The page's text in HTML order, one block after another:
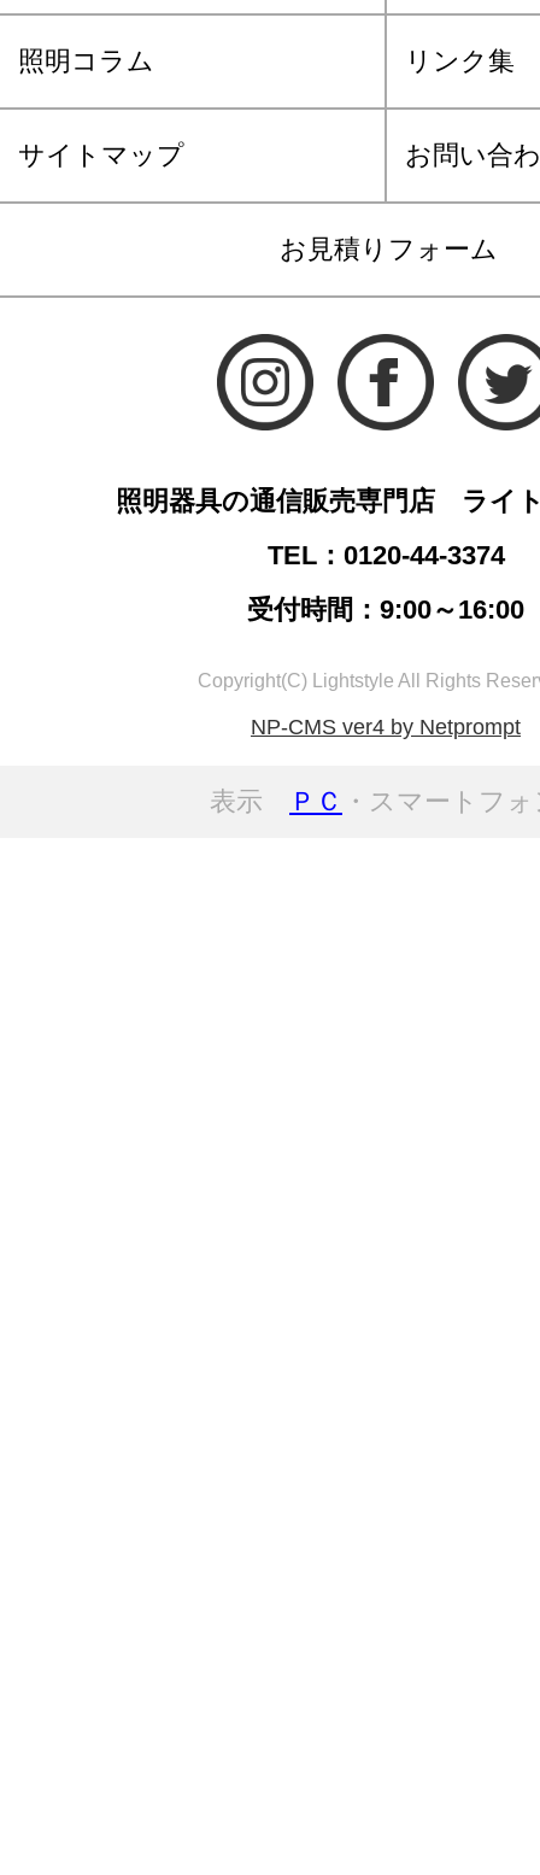
照明コラム リンク集
サイトマップ お問い合
お見積りフォーム
照明器具の通信販売専門店 ライ
TEL：0120-44-3374
受付時間：9:00～16:00
Copyright(C) Lightstyle All Rights
NP-CMS ver4 by Netprompt
表示 ＰＣ ・スマートフ